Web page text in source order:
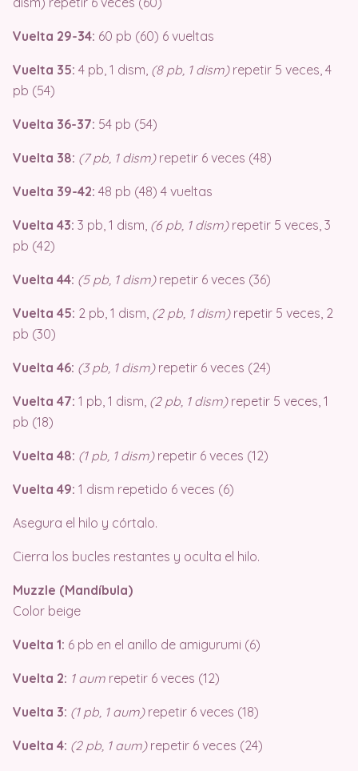
Vuelta 29-34: 60 pb (60) 6 vueltas
Vuelta 35: 4 pb, 1 dism, (8 pb, 1 dism)repetir 5 veces, 4
pb (54)
Vuelta 36-37: 54 pb (54)
Vuelta 38: (7 pb, 1 dism)repetir 6 veces (48)
Vuelta 39-42: 48 pb (48) 4 vueltas
Vuelta 43: 3 pb, 1 dism, (6 pb, 1 dism)repetir 5 veces, 3
pb (42)
Vuelta 44: (5 pb, 1 dism)repetir 6 veces (36)
Vuelta 45: 2 pb, 1 dism, (2 pb, 1 dism)repetir 5 veces, 2
pb (30)
Vuelta 46: (3 pb, 1 dism)repetir 6 veces (24)
Vuelta 47: 1 pb, 1 dism, (2 pb, 1 dism)repetir 5 veces, 1
pb (18)
Vuelta 48: (1 pb, 1 dism)repetir 6 veces (12)
Vuelta 49: 1 dism repetido 6 veces (6)
Asegura el hilo y córtalo.
Cierra los bucles restantes y oculta el hilo.
Muzzle (Mandíbula)
Color beige
Vuelta 1: 6 pb en el anillo de amigurumi (6)
Vuelta 2: 1 aum repetir 6 veces (12)
Vuelta 3: (1 pb, 1 aum)repetir 6 veces (18)
Vuelta 4: (2 pb, 1 aum)repetir 6 veces (24)